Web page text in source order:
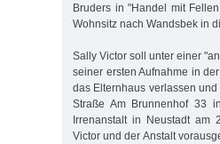
Bruders in "Handel mit
Wohnsitz nach Wandsbek in
Sally Victor soll unter einer
seiner ersten Aufnahme in
das Elternhaus verlassen
Straße Am Brunnenhof 33
Irrenanstalt in Neustadt am
Victor und der Anstalt